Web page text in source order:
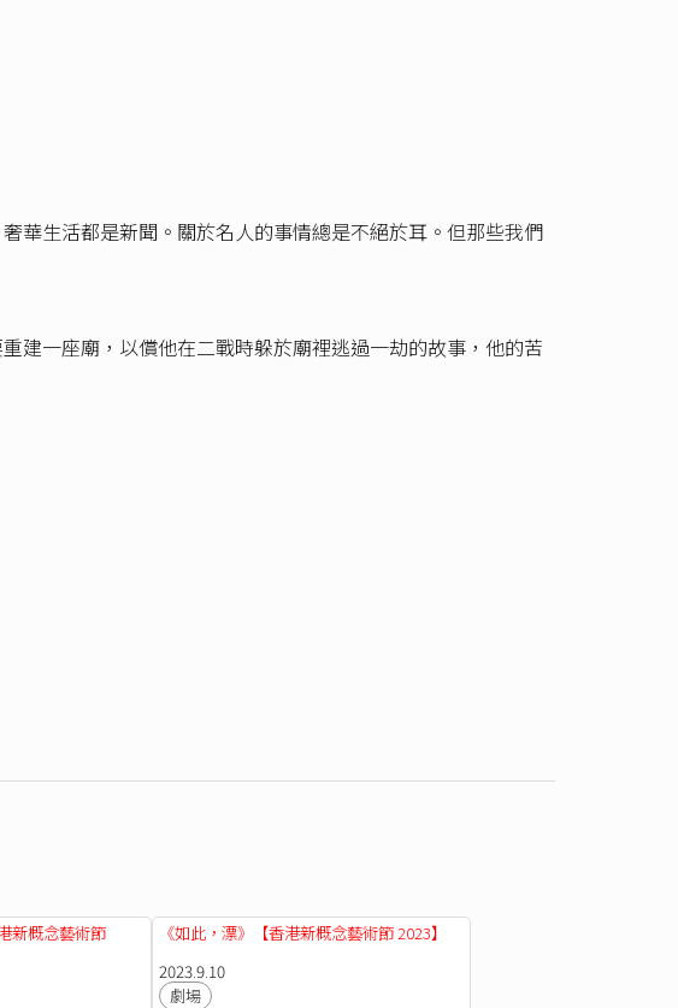
華生活都是新聞。關於名人的事情總是不絕於耳。但那些我們
建一座廟，以償他在二戰時躲於廟裡逃過一劫的故事，他的苦
新概念藝術節
《如此，漂》【香港新概念藝術節 2023】
2023.9.10
劇場